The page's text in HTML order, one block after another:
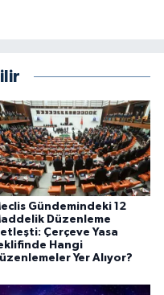
Gündemindeki 12
Düzenleme
Çerçeve Yasa
Hangi
Yer Alıyor?